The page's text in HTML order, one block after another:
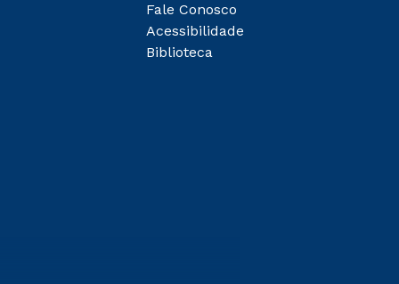
Fale Conosco
Acessibilidade
Biblioteca